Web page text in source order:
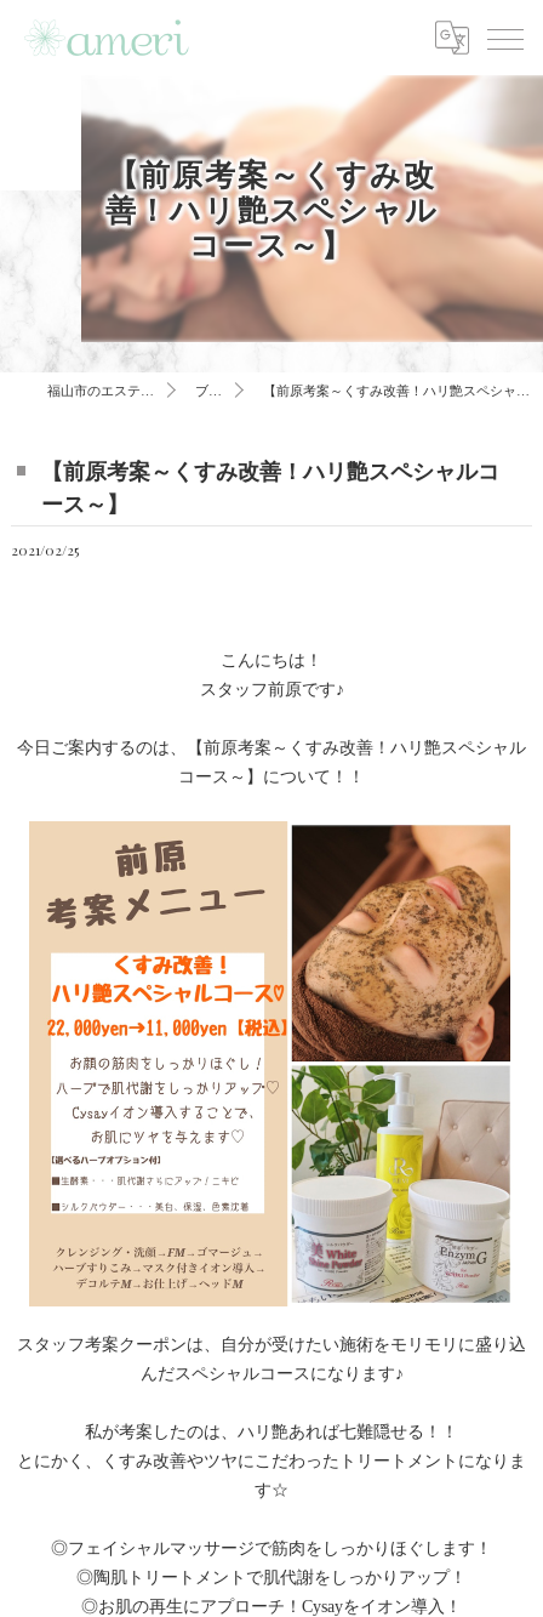
【前原考案～くすみ改
善！ハリ艶スペシャル
コース～】
ブログ 【前原考案～くすみ改善！ハリ艶スペシャルコース～】
【前原考案～くすみ改善！ハリ艶スペシャルコ
ース～】
2021/02/25
こんにちは！
スタッフ前原です♪︎
今日ご案内するのは、【前原考案～くすみ改善！ハリ艶スペシャル
コース～】について！！
スタッフ考案クーポンは、自分が受けたい施術をモリモリに盛り込
んだスペシャルコースになります♪︎
私が考案したのは、ハリ艶あれば七難隠せる！！
とにかく、くすみ改善やツヤにこだわったトリートメントになりま
す☆
◎フェイシャルマッサージで筋肉をしっかりほぐします！
◎陶肌トリートメントで肌代謝をしっかりアップ！
◎お肌の再生にアプローチ！Cysayをイオン導入！